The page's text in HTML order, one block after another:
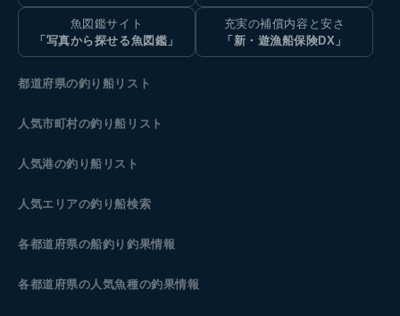
魚図鑑サイト
「写真から探せる魚図鑑」
充実の補償内容と安さ
「新・遊漁船保険DX」
都道府県の釣り船リスト
人気市町村の釣り船リスト
人気港の釣り船リスト
人気エリアの釣り船検索
各都道府県の船釣り釣果情報
各都道府県の人気魚種の釣果情報